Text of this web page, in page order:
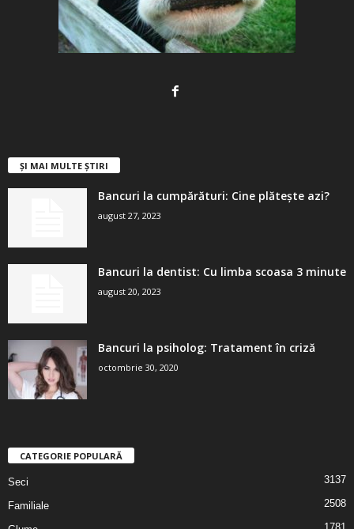
ȘI MAI MULTE ȘTIRI
Bancuri la cumpărături: Cine plătește azi?
august 27, 2023
Bancuri la dentist: Cu limba scoasa 3 minute
august 20, 2023
Bancuri la psiholog: Tratament în criză
octombrie 30, 2020
CATEGORIE POPULARĂ
Seci 3137
Familiale 2508